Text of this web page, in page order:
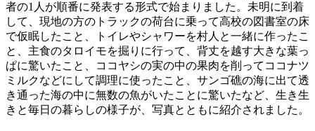
者の1人が順番に発表する形式で始まりました。未明に到着
して、現地の方のトラックの荷台に乗って高校の図書室の床
で仮眠したこと、トイレやシャワーを村人と一緒に作ったこ
と、主食のタロイモを掘りに行って、背丈を越す大きな葉っ
ぱに驚いたこと、ココヤシの実の中の果肉を削ってココナツ
ミルクなどにして調理に使ったこと、サンゴ礁の海に出て透
き通った海の中に無数の魚がいたことに驚いたなど、生き生
きと毎日の暮らしの様子が、写真とともに紹介されました。